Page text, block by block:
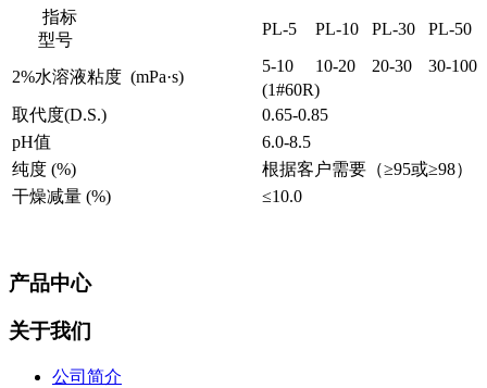
指标
型号
PL-5 PL-10 PL-30 PL-50
2%水溶液粘度 (mPa·s)
5-10 10-20 20-30
30-100
(1#60R)
取代度(D.S.)
0.65-0.85
pH值
6.0-8.5
纯度 (%)
根据客户需要（≥95或≥98）
干燥减量 (%)
≤10.0
产品中心
关于我们
公司简介